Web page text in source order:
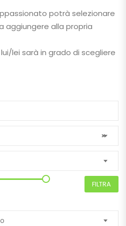
potrà selezionare
aggiungere alla propria
lei sarà in grado di scegliere
×
FILTRA